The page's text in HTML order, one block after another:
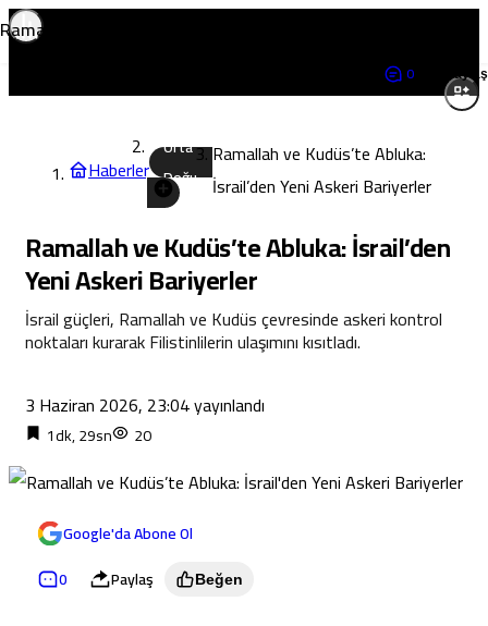
Haberler
Orta
Doğu
Ramallah ve Kudüs’te Abluka:
İsrail’den Yeni Askeri Bariyerler
Ramallah ve Kudüs’te Abluka: İsrail’den
Yeni Askeri Bariyerler
İsrail güçleri, Ramallah ve Kudüs çevresinde askeri kontrol
noktaları kurarak Filistinlilerin ulaşımını kısıtladı.
3 Haziran 2026, 23:04yayınlandı
1dk, 29sn 20
Google'da Abone Ol
0
Paylaş Beğen
Ramallah ve Kudüs’te Abluka: İsrail’den Yeni Askeri Bariyerler
0 Paylaş